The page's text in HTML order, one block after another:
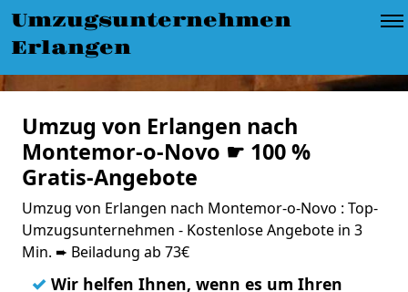
Umzugsunternehmen
Erlangen
Umzug von Erlangen nach
Montemor-o-Novo ☛ 100 %
Gratis-Angebote
Umzug von Erlangen nach Montemor-o-Novo : Top-
Umzugsunternehmen - Kostenlose Angebote in 3
Min. ➨ Beiladung ab 73€
✓ Wir helfen Ihnen, wenn es um Ihren